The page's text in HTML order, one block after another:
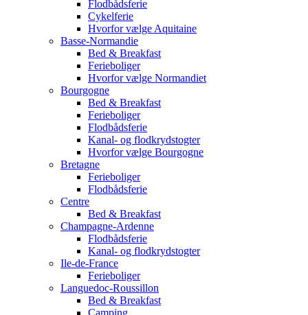
Flodbådsferie
Cykelferie
Hvorfor vælge Aquitaine
Basse-Normandie
Bed & Breakfast
Ferieboliger
Hvorfor vælge Normandiet
Bourgogne
Bed & Breakfast
Ferieboliger
Flodbådsferie
Kanal- og flodkrydstogter
Hvorfor vælge Bourgogne
Bretagne
Ferieboliger
Flodbådsferie
Centre
Bed & Breakfast
Champagne-Ardenne
Flodbådsferie
Kanal- og flodkrydstogter
Ile-de-France
Ferieboliger
Languedoc-Roussillon
Bed & Breakfast
Camping